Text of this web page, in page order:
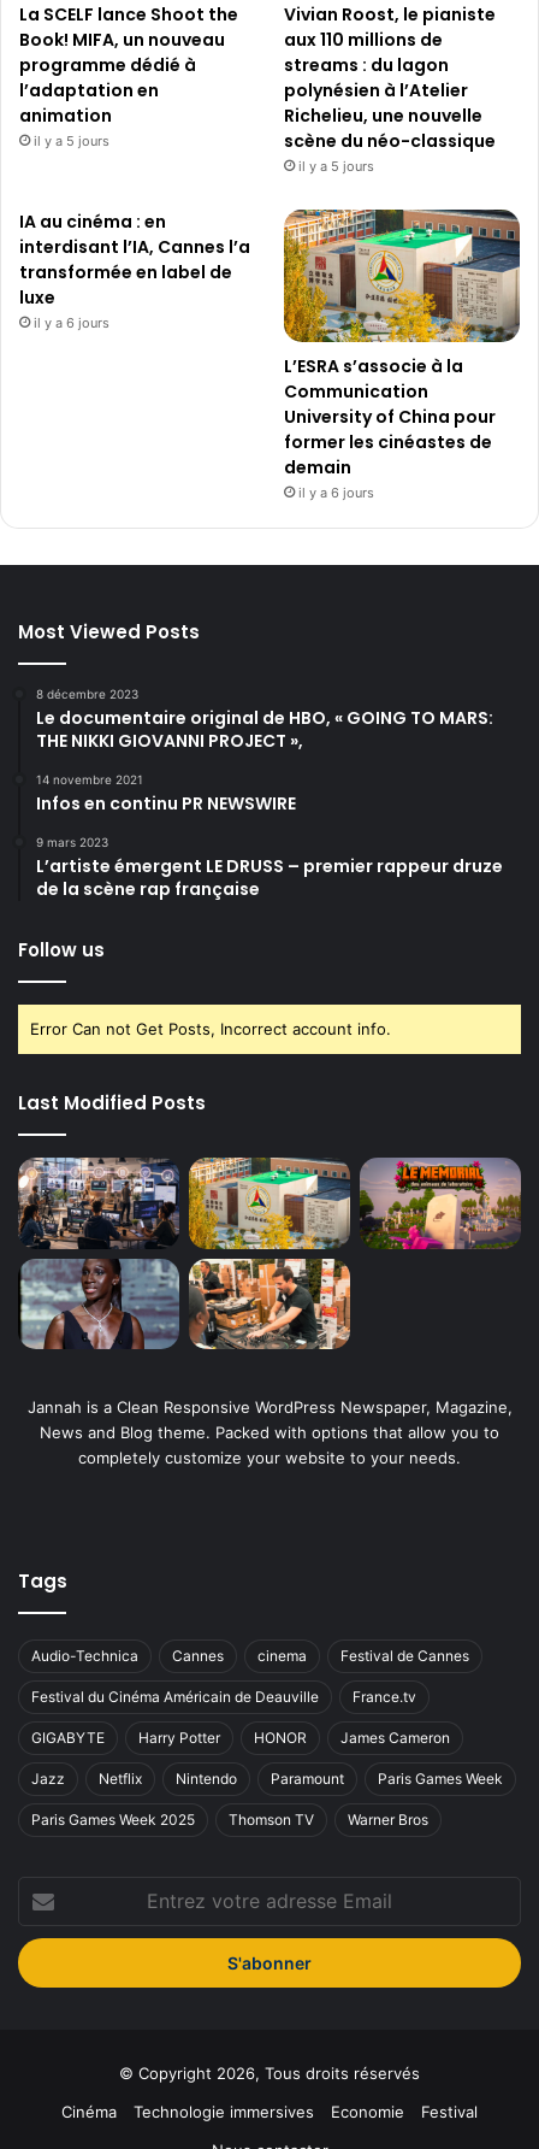
La SCELF lance Shoot the
Book! MIFA, un nouveau
programme dédié à
l’adaptation en
animation
il y a 5 jours
Vivian Roost, le pianiste
aux 110 millions de
streams : du lagon
polynésien à l’Atelier
Richelieu, une nouvelle
scène du néo-classique
il y a 5 jours
IA au cinéma : en
interdisant l’IA, Cannes l’a
transformée en label de
luxe
il y a 6 jours
L’ESRA s’associe à la
Communication
University of China pour
former les cinéastes de
demain
il y a 6 jours
Most Viewed Posts
8 décembre 2023
Le documentaire original de HBO, « GOING TO MARS:
THE NIKKI GIOVANNI PROJECT »,
14 novembre 2021
Infos en continu PR NEWSWIRE
9 mars 2023
L’artiste émergent LE DRUSS – premier rappeur druze
de la scène rap française
Follow us
Error Can not Get Posts, Incorrect account info.
Last Modified Posts
Jannah is a Clean Responsive WordPress Newspaper, Magazine,
News and Blog theme. Packed with options that allow you to
completely customize your website to your needs.
Tags
Audio-Technica Cannes cinema Festival de Cannes
Festival du Cinéma Américain de Deauville France.tv
GIGABYTE Harry Potter HONOR James Cameron
Jazz Netflix Nintendo Paramount Paris Games Week
Paris Games Week 2025 Thomson TV Warner Bros
votre
adresse
Email
© Copyright 2026, Tous droits réservés
Cinéma
Technologie immersives Economie
Festival